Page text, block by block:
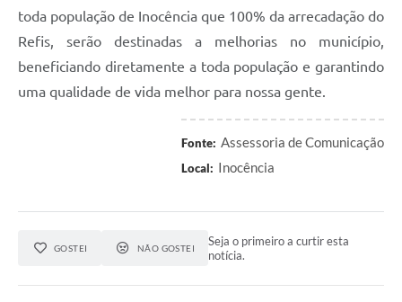
toda população de Inocência que 100% da arrecadação do
Refis, serão destinadas a melhorias no município,
beneficiando diretamente a toda população e garantindo
uma qualidade de vida melhor para nossa gente.
Fonte: Assessoria de Comunicação
Local: Inocência
GOSTEI NÃO GOSTEI
Seja o primeiro a curtir esta
notícia.